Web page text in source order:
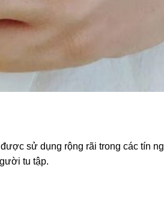
sử dụng rộng rãi trong các tín
tu tập.